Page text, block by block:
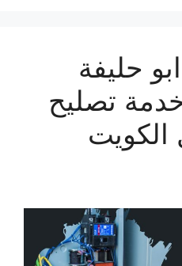
حليفة
خدمة تصليح
الكويت